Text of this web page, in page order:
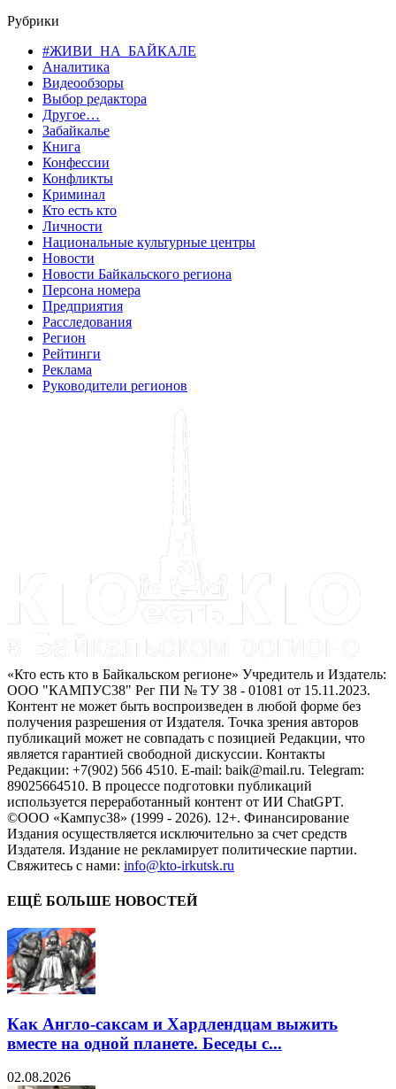
Рубрики
#ЖИВИ_НА_БАЙКАЛЕ
Аналитика
Видеообзоры
Выбор редактора
Другое…
Забайкалье
Книга
Конфессии
Конфликты
Криминал
Кто есть кто
Личности
Национальные культурные центры
Новости
Новости Байкальского региона
Персона номера
Предприятия
Расследования
Регион
Рейтинги
Реклама
Руководители регионов
«Кто есть кто в Байкальском регионе» Учредитель и Издатель:
ООО "КАМПУС38" Рег ПИ № ТУ 38 - 01081 от 15.11.2023.
Контент не может быть воспроизведен в любой форме без
получения разрешения от Издателя. Точка зрения авторов
публикаций может не совпадать с позицией Редакции, что
является гарантией свободной дискуссии. Контакты
Редакции: +7(902) 566 4510. E-mail: baik@mail.ru. Telegram:
89025664510. В процессе подготовки публикаций
используется переработанный контент от ИИ ChatGPT.
©ООО «Кампус38» (1999 - 2026). 12+. Финансирование
Издания осуществляется исключительно за счет средств
Издателя. Издание не рекламирует политические партии.
Свяжитесь с нами: info@kto-irkutsk.ru
ЕЩЁ БОЛЬШЕ НОВОСТЕЙ
Как Англо-саксам и Хардлендцам выжить
вместе на одной планете. Беседы с...
02.08.2026